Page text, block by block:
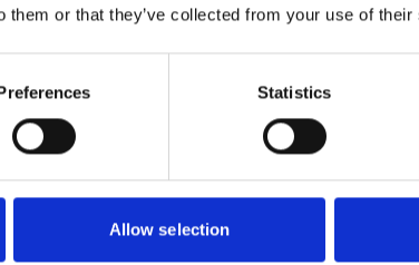
them or that they’ve collected from your use of
Statistics
Allow selection